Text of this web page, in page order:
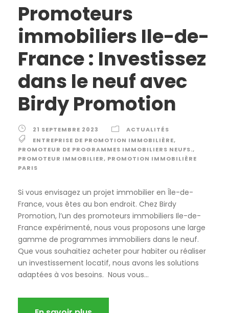
Promoteurs
immobiliers Ile-de-
France : Investissez
dans le neuf avec
Birdy Promotion
21 SEPTEMBRE 2023
ACTUALITÉS
ENTREPRISE DE PROMOTION IMMOBILIÈRE,
PROMOTEUR DE PROGRAMMES IMMOBILIERS NEUFS.,
PROMOTEUR IMMOBILIER, PROMOTION IMMOBILIÈRE
PARIS
Si vous envisagez un projet immobilier en Île-de-
France, vous êtes au bon endroit. Chez Birdy
Promotion, l’un des promoteurs immobiliers Ile-de-
France expérimenté, nous vous proposons une large
gamme de programmes immobiliers dans le neuf.
Que vous souhaitiez acheter pour habiter ou réaliser
un investissement locatif, nous avons les solutions
adaptées à vos besoins. Nous vous...